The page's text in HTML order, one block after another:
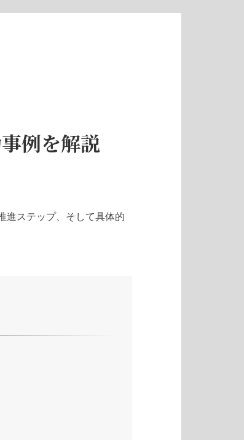
例を解説
進ステップ、そして具体的